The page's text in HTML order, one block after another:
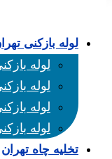
لوله بازکنی
لوله
لوله
لوله
لوله
تخلیه چاه تهران